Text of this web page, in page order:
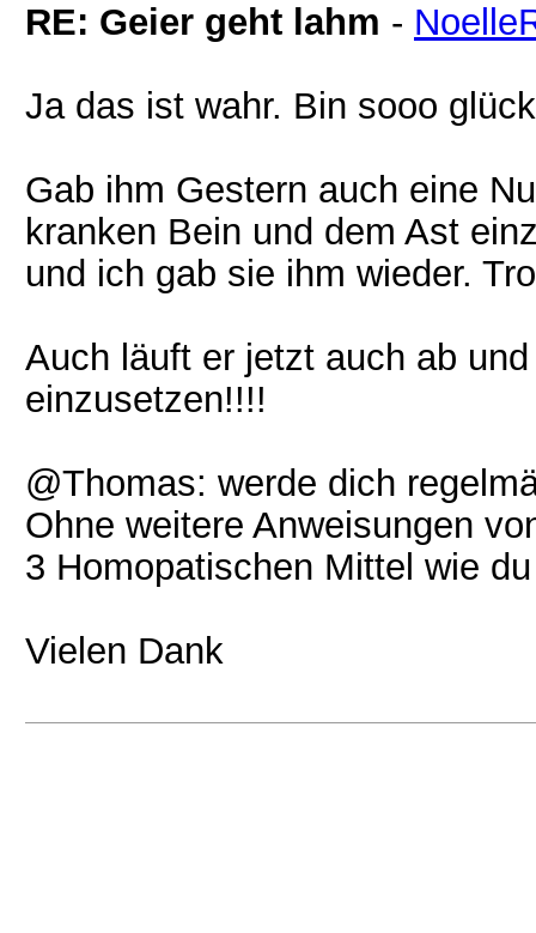
RE: Geier geht lahm -
Ja das ist wahr. Bin sooo
Gab ihm Gestern auch eine
kranken Bein und dem Ast
und ich gab sie ihm wieder.
Auch läuft er jetzt auch ab
einzusetzen!!!!
@Thomas: werde dich
Ohne weitere Anweisungen
3 Homopatischen Mittel wie
Vielen Dank